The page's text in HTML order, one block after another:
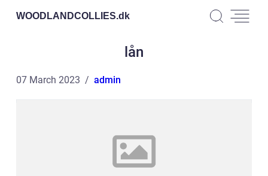
WOODLANDCOLLIES.dk
lån
07 March 2023 admin